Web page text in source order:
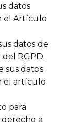
datos
el Artículo
datos de
RGPD.
sus datos
el artículo
para
a